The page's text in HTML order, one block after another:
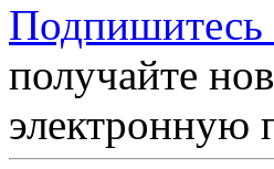
Подпишитесь
получайте
электронную